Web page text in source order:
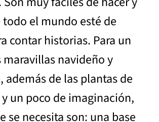
todo el mundo esté de
contar historias. Para un
maravillas navideño y
además de las plantas de
un poco de imaginación,
se necesita son: una base